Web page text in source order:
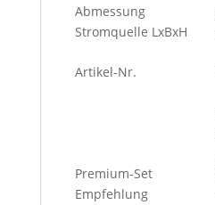
Abmessung
Stromquelle LxBxH
Artikel-Nr.
Premium-Set
Empfehlung